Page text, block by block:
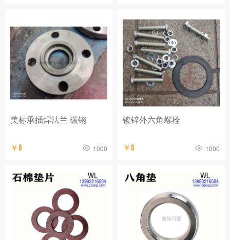
美标承插焊法兰 碳钢
￥0 1000
镀锌外六角螺栓
￥0 1000